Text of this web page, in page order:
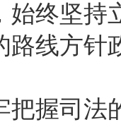
始终坚持
路线方针
握司法